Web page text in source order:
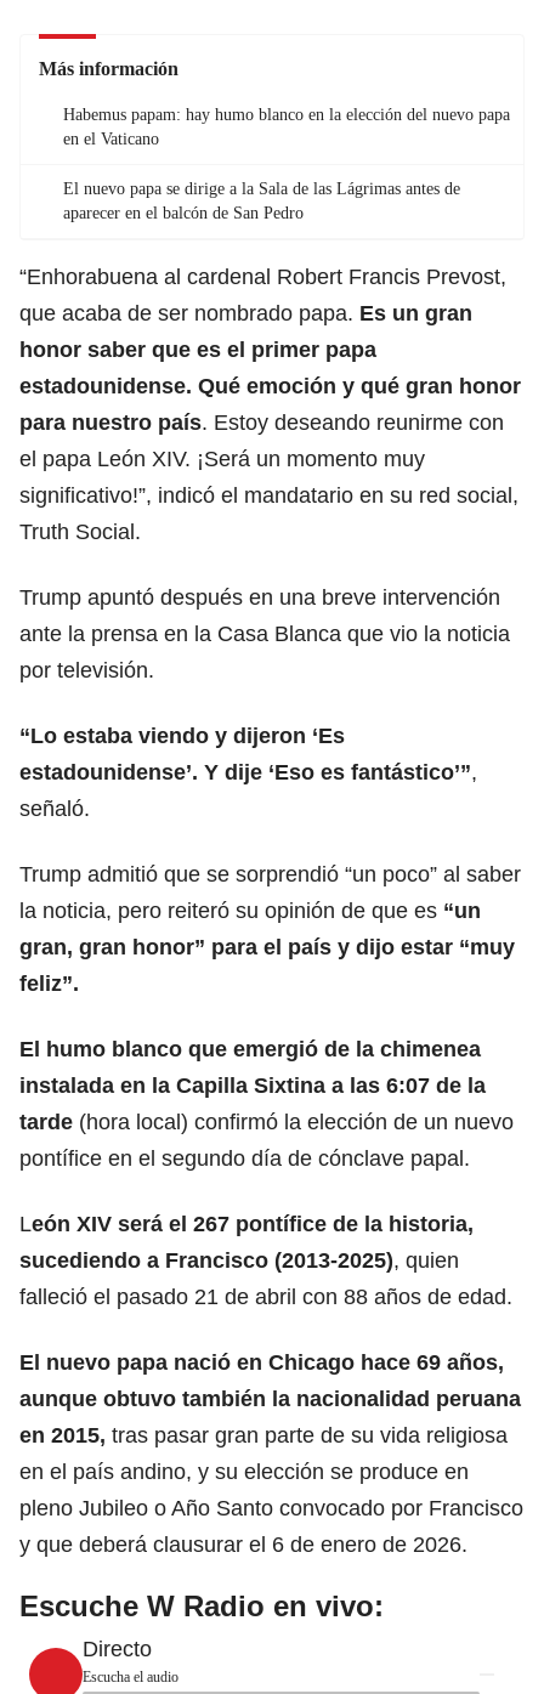
Más información
Habemus papam: hay humo blanco en la elección del nuevo papa
en el Vaticano
El nuevo papa se dirige a la Sala de las Lágrimas antes de
aparecer en el balcón de San Pedro
“Enhorabuena al cardenal Robert Francis Prevost,
que acaba de ser nombrado papa. Es un gran
honor saber que es el primer papa
estadounidense. Qué emoción y qué gran honor
para nuestro país. Estoy deseando reunirme con
el papa León XIV. ¡Será un momento muy
significativo!”, indicó el mandatario en su red social,
Truth Social.
Trump apuntó después en una breve intervención
ante la prensa en la Casa Blanca que vio la noticia
por televisión.
“Lo estaba viendo y dijeron ‘Es
estadounidense’. Y dije ‘Eso es fantástico’”,
señaló.
Trump admitió que se sorprendió “un poco” al saber
la noticia, pero reiteró su opinión de que es “un
gran, gran honor” para el país y dijo estar “muy
feliz”.
El humo blanco que emergió de la chimenea
instalada en la Capilla Sixtina a las 6:07 de la
tarde (hora local) confirmó la elección de un nuevo
pontífice en el segundo día de cónclave papal.
León XIV será el 267 pontífice de la historia,
sucediendo a Francisco (2013-2025), quien
falleció el pasado 21 de abril con 88 años de edad.
El nuevo papa nació en Chicago hace 69 años,
aunque obtuvo también la nacionalidad peruana
en 2015, tras pasar gran parte de su vida religiosa
en el país andino, y su elección se produce en
pleno Jubileo o Año Santo convocado por Francisco
y que deberá clausurar el 6 de enero de 2026.
Escuche W Radio en vivo:
Directo
Escucha el audio